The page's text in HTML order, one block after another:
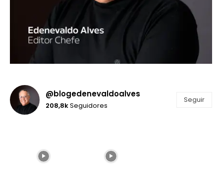
@blogedenevaldoalves
208,8kSeguidores
Seguir